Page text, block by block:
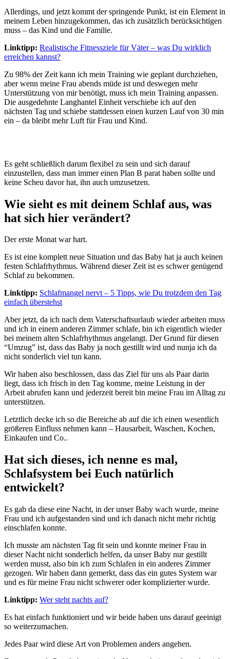
Allerdings, und jetzt kommt der springende Punkt, ist ein Element in
meinem Leben hinzugekommen, das ich zusätzlich berücksichtigen
muss – das Kind und die Familie.
Linktipp: Realistische Fitnessziele für Väter – was Du wirklich
erreichen kannst?
Zu 98% der Zeit kann ich mein Training wie geplant durchziehen,
aber wenn meine Frau abends müde ist und deswegen mehr
Unterstützung von mir benötigt, muss ich mein Training anpassen.
Die ausgedehnte Langhantel Einheit verschiebe ich auf den
nächsten Tag und schiebe stattdessen einen kurzen Lauf von 30 min
ein – da bleibt mehr Luft für Frau und Kind.
Es geht schließlich darum flexibel zu sein und sich darauf
einzustellen, dass man immer einen Plan B parat haben sollte und
keine Scheu davor hat, ihn auch umzusetzen.
Wie sieht es mit deinem Schlaf aus, was
hat sich hier verändert?
Der erste Monat war hart.
Es ist eine komplett neue Situation und das Baby hat ja auch keinen
festen Schlafrhythmus. Während dieser Zeit ist es schwer genügend
Schlaf zu bekommen.
Linktipp: Schlafmangel nervt – 5 Tipps, wie Du trotzdem den Tag
einfach überstehst
Aber jetzt, da ich nach dem Vaterschaftsurlaub wieder arbeiten muss
und ich in einem anderen Zimmer schlafe, bin ich eigentlich wieder
bei meinem alten Schlafrhythmus angelangt. Der Grund für diesen
“Umzug” ist, dass das Baby ja noch gestillt wird und nunja ich da
nicht sonderlich viel tun kann.
Wir haben also beschlossen, dass das Ziel für uns als Paar darin
liegt, dass ich frisch in den Tag komme, meine Leistung in der
Arbeit abrufen kann und jederzeit bereit bin meine Frau im Alltag zu
unterstützen.
Letztlich decke ich so die Bereiche ab auf die ich einen wesentlich
größeren Einfluss nehmen kann – Hausarbeit, Waschen, Kochen,
Einkaufen und Co..
Hat sich dieses, ich nenne es mal,
Schlafsystem bei Euch natürlich
entwickelt?
Es gab da diese eine Nacht, in der unser Baby wach wurde, meine
Frau und ich aufgestanden sind und ich danach nicht mehr richtig
einschlafen konnte.
Ich musste am nächsten Tag fit sein und konnte meiner Frau in
dieser Nacht nicht sonderlich helfen, da unser Baby nur gestillt
werden musst, also bin ich zum Schlafen in ein anderes Zimmer
gezogen. Wir haben dann gemerkt, dass das ein gutes System war
und es für meine Frau nicht schwerer oder komplizierter wurde.
Linktipp: Wer steht nachts auf?
Es hat einfach funktioniert und wir beide haben uns darauf geeinigt
so weiterzumachen.
Jedes Paar wird diese Art von Problemen anders angehen.